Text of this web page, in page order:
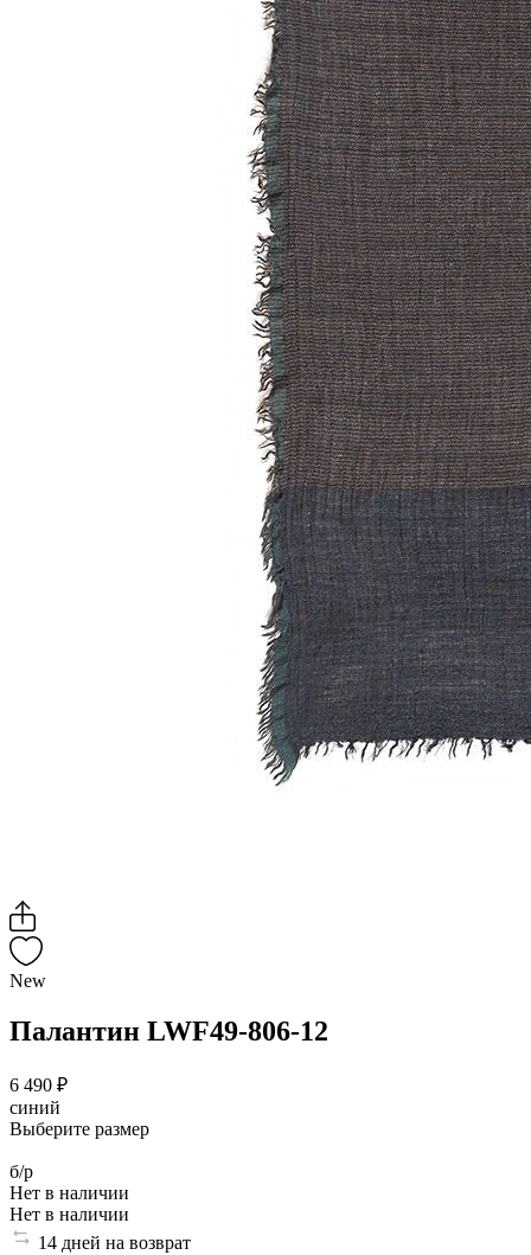
New
Палантин LWF49-806-12
6 490 ₽
синий
Выберите размер
б/р
Нет в наличии
Нет в наличии
14 дней на возврат